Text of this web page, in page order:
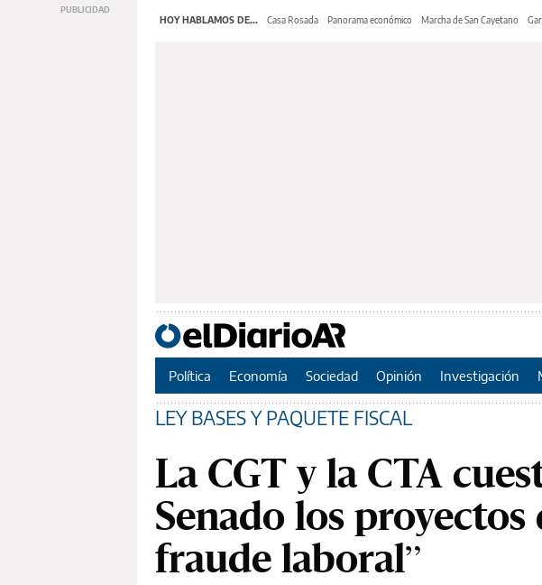
HOY HABLAMOS DE... Casa Rosada Panorama económico Marcha de San Cayetano
Política Economía Sociedad Opinión Investigación
LEY BASES Y PAQUETE FISCAL
La CGT y la CTA
Senado los
fraude laboral”